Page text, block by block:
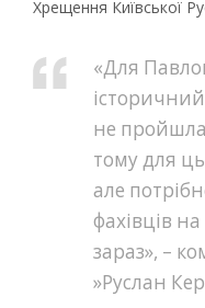
Хрещення Київської
«Для
не
тому для
але
фахівців
зараз», –
»Руслан